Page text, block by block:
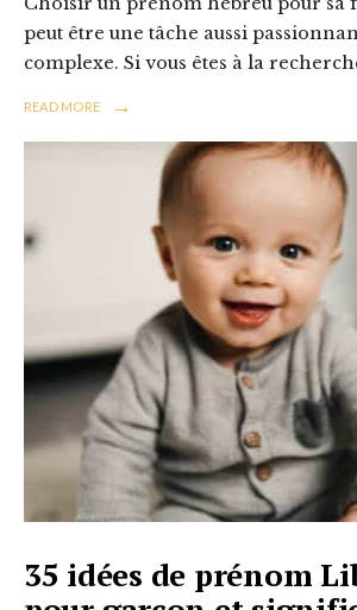
peut être une tâche aussi
complexe. Si vous êtes à la
READ MORE →
35 idées de prénom